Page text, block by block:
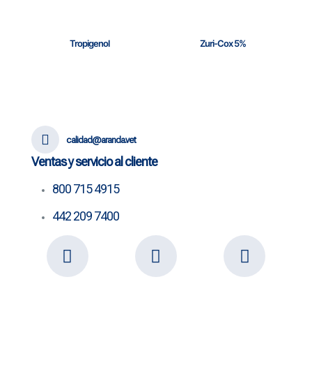
Tropigenol Zuri-Cox 5%
calidad@aranda.vet
Ventas y servicio al cliente
800 715 4915
442 209 7400